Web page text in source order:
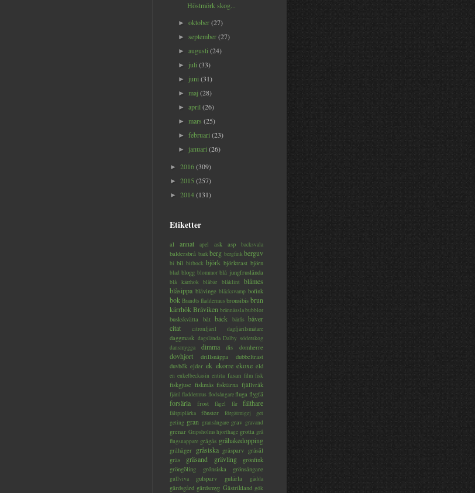
Höstmörk skog...
►oktober(27)
►september(27)
►augusti(24)
► juli(33)
► juni(31)
►maj(28)
►april(26)
►mars(25)
►februari(23)
► januari(26)
► 2016(309)
► 2015 (257)
► 2014(131)
Etiketter
al annat apel ask asp backsvala
baldersbrå barkberg bergfinkberguv
bi bil bitbock björk björktrast björn
blad blogg blommor blå jungfruslända
blå kärrhök blåbär blåklint
blåmes
blåsippa blåvinge bläcksvamp bofink
bok Brandts fladdermus bronsibis brun
kärrhökBråviken brännässlabubblor
buskskvätta båt bäck bärfis bäver
citat
citronfjäril dagfjärilsmätare
daggmask dagslända Dalby söderskog
dansmygga
dimma dis domherre
dovhjort drillsnäppa
dubbeltrast
duvhök ejder ek ekorre ekoxe eld
en enkelbeckasin entita fasan film fisk
fiskgjuse fiskmås fisktärna fjällvråk
fjäril fladdermus flodsångarefluga flygfä
forsärla frost fågel får fälthare
fältpiplärka fönster förgätmigej
get
geting gran gransångare grav gravand
grenar Gripsholms hjorthage grotta grå
flugsnappare grågås gråhakedopping
gråhäger gråsiska gråsparv gråsäl
gräs
gräsand grävling
grönfink
gröngöling
grönsiska grönsångare
gullviva gulsparv gulärla gädda
gärdsgård gärdsmyg Gästrikland gök